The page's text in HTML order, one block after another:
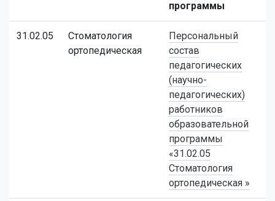
программы
31.02.05
Стоматология
ортопедическая
Персональный
состав
педагогических
(научно-
педагогических)
работников
образовательной
программы
«31.02.05
Стоматология
ортопедическая »